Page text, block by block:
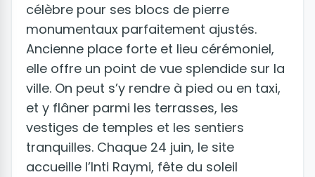
célèbre pour ses blocs de pierre
monumentaux parfaitement ajustés.
Ancienne place forte et lieu cérémoniel,
elle offre un point de vue splendide sur la
ville. On peut s’y rendre à pied ou en taxi,
et y flâner parmi les terrasses, les
vestiges de temples et les sentiers
tranquilles. Chaque 24 juin, le site
accueille l’Inti Raymi, fête du soleil